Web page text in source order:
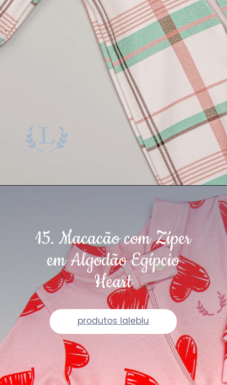
15. Macacão com Zíper
em Algodão Egípcio
Heart
produtos laleblu